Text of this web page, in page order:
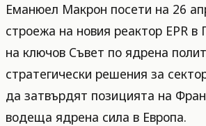
Еманюел Макрон посети на 26
строежа на новия реактор EPR
на ключов Съвет по ядрена
стратегически решения за
да затвърдят позицията на
водеща ядрена сила в Европа.